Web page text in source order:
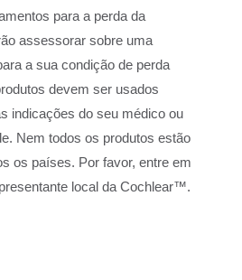
para a perda da
assessorar sobre uma
a sua condição de perda
devem ser usados
indicações do seu médico ou
Nem todos os produtos estão
os países. Por favor, entre em
local da Cochlear™.